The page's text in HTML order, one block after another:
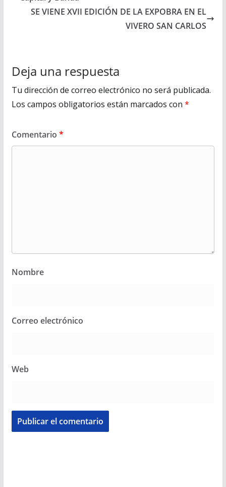
SE VIENE XVII EDICIÓN DE LA EXPOBRA EN EL
VIVERO SAN CARLOS
Deja una respuesta
Tu dirección de correo electrónico no será publicada.
Los campos obligatorios están marcados con *
Comentario *
Nombre
Correo electrónico
Web